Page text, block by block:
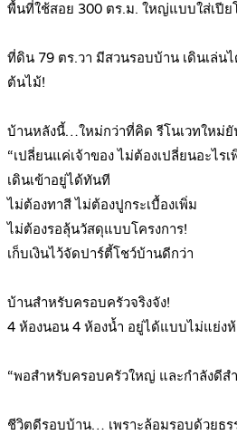
พื้นที่ใช้สอย 300 ตร.ม. ใหญ่แบบใส่เปีย
ที่ดิน 79 ตร.วา มีสวนรอบบ้าน เดินเล่น
ต้นไม้!
บ้านหลังนี้…ใหม่กว่าที่คิด รีโนเวทใหม่ยั
“เปลี่ยนแค่เจ้าของ ไม่ต้องเปลี่ยนอะไรเ
เดินเข้าอยู่ได้ทันที
ไม่ต้องทาสี ไม่ต้องปูกระเบื้องเพิ่ม
ไม่ต้องรอลุ้นวัสดุแบบโครงการ!
เก็บเงินไว้จัดปาร์ตี้โชว์บ้านดีกว่า
บ้านสำหรับครอบครัวจริงจัง!
4 ห้องนอน 4 ห้องน้ำ อยู่ได้แบบไม่แย่งห้
“พอสำหรับครอบครัวใหญ่ และกำลังดี
ชีวิตดีรอบบ้าน… เพราะล้อมรอบด้วยธร